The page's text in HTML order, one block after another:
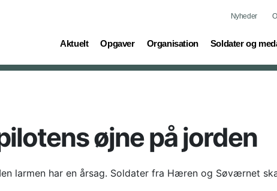
Nyheder
Aktuelt
(current) Opgaver
(current) Organisation
(current) Soldater og
(current)
øjne på jorden
larmen har en årsag. Soldater fra Hæren og Søværnet